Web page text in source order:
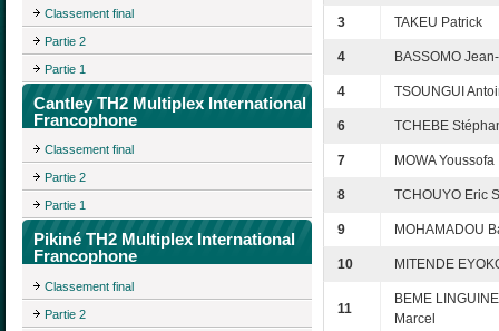
Classement final
Partie 2
Partie 1
Cantley TH2 Multiplex International
Francophone
Classement final
Partie 2
Partie 1
Pikiné TH2 Multiplex International
Francophone
Classement final
Partie 2
3 TAKEU Patrick
4 BASSOMO
4 TSOUNGUI
6 TCHEBE
7 MOWA Youssofa
8 TCHOUYO Eric
9 MOHAMADOU
10 MITENDE
11
BEME
Marcel